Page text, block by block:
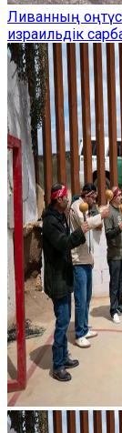
Ливанның
израильдік